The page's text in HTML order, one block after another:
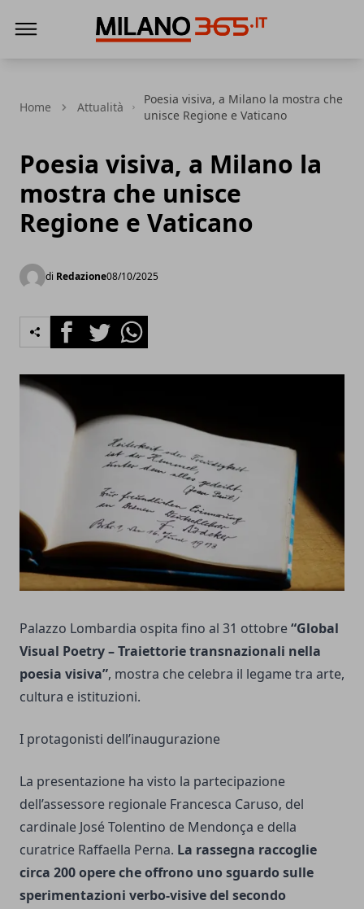
Home Attualità
Poesia visiva, a Milano la mostra che
unisce Regione e Vaticano
Poesia visiva, a Milano la
mostra che unisce
Regione e Vaticano
di Redazione08/10/2025
FacebookTwitterWhatsapp
Palazzo Lombardia ospita fino al 31 ottobre“Global
Visual Poetry – Traiettorie transnazionali nella
poesia visiva”, mostra che celebra il legame tra arte,
cultura e istituzioni.
I protagonisti dell’inaugurazione
La presentazione ha visto la partecipazione
dell’assessore regionale Francesca Caruso, del
cardinale José Tolentino de Mendonça e della
curatrice Raffaella Perna. La rassegna raccoglie
circa 200 opere che offrono uno sguardo sulle
sperimentazioni verbo-visive del secondo